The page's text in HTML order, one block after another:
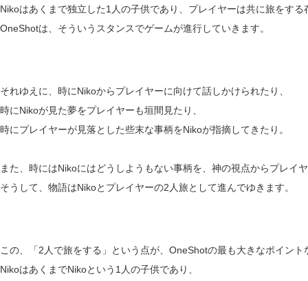
Nikoはあくまで独立した1人の子供であり、プレイヤーは共に旅をする
OneShotは、そういうスタンスでゲームが進行していきます。
それゆえに、時にNikoからプレイヤーに向けて話しかけられたり、
時にNikoが見た夢をプレイヤーも垣間見たり、
時にプレイヤーが見落とした些末な事柄をNikoが指摘してきたり。
また、時にはNikoにはどうしようもない事柄を、神の視点からプレイ
そうして、物語はNikoとプレイヤーの2人旅として進んでゆきます。
この、「2人で旅をする」という点が、OneShotの最も大きなポイント
NikoはあくまでNikoという1人の子供であり、